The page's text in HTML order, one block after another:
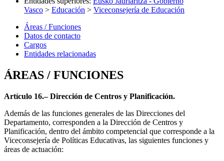
Vasco > Educación > Viceconsejería de Educación
Áreas / Funciones
Datos de contacto
Cargos
Entidades relacionadas
ÁREAS / FUNCIONES
Artículo 16.– Dirección de Centros y Planificación.
Además de las funciones generales de las Direcciones del
Departamento, corresponden a la Dirección de Centros y
Planificación, dentro del ámbito competencial que corresponde a la
Viceconsejería de Políticas Educativas, las siguientes funciones y
áreas de actuación: